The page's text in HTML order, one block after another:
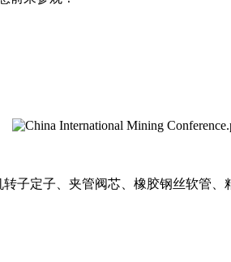
定子、夹管阀芯、橡胶钢丝软管、